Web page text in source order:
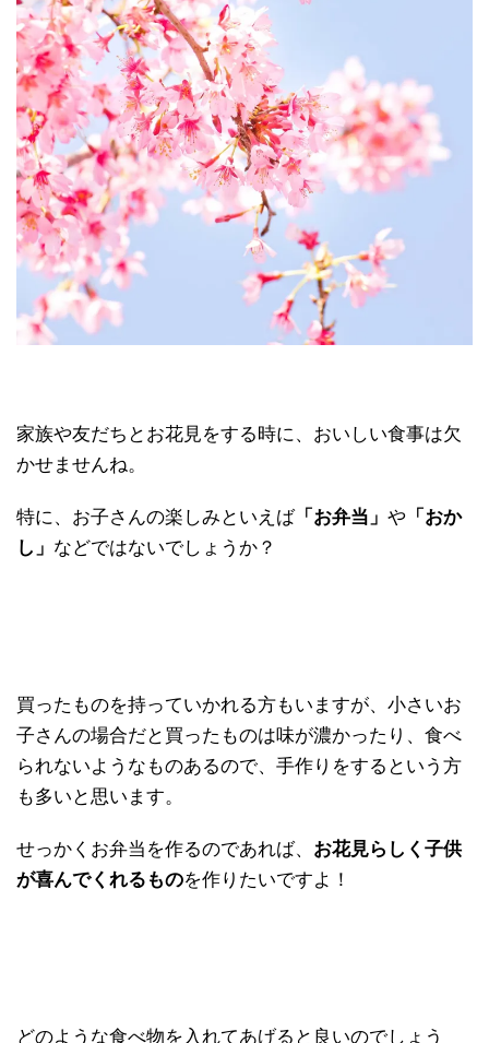
家族や友だちとお花見をする時に、おいしい食事は欠
かせませんね。
特に、お子さんの楽しみといえば「お弁当」 や 「おか
し」 などではないでしょうか？
買ったものを持っていかれる方もいますが、小さいお
子さんの場合だと買ったものは味が濃かったり、食べ
られないようなものあるので、手作りをするという方
も多いと思います。
せっかくお弁当を作るのであれば、 お花見らしく子供
が喜んでくれるものを作りたいですよ！
どのような食べ物を入れてあげると良いのでしょう